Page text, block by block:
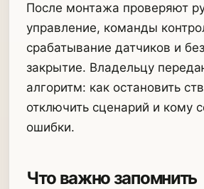
После монтажа проверяют
управление, команды
срабатывание датчиков и
закрытие. Владельцу
алгоритм: как остановить
отключить сценарий и кому
ошибки.
Что важно запомнить